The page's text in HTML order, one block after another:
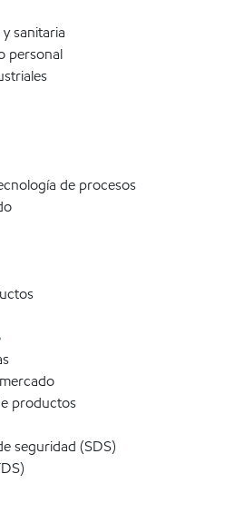
sanitaria
personal
de procesos
productos
seguridad (SDS)